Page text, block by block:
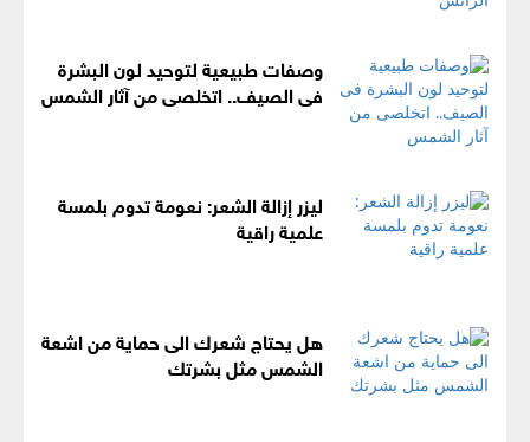
وصفات طبيعية لتوحيد لون البشرة
فى الصيف.. اتخلصى من آثار الشمس
ليزر إزالة الشعر: نعومة تدوم بلمسة
علمية راقية
هل يحتاج شعرك الى حماية من اشعة
الشمس مثل بشرتك